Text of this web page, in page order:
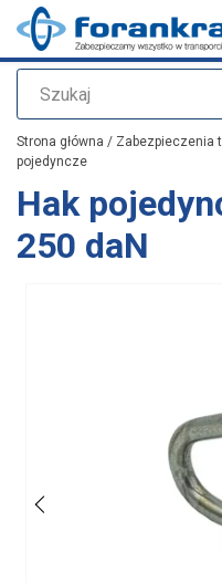
Szukaj
Dodano do zapytania
Strona główna / Zabezpieczenia
pojedyncze
Hak
250 daN